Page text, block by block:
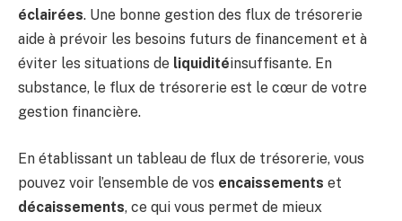
éclairées. Une bonne gestion des flux de trésorerie
aide à prévoir les besoins futurs de financement et à
éviter les situations de liquiditéinsuffisante. En
substance, le flux de trésorerie est le cœur de votre
gestion financière.
En établissant un tableau de flux de trésorerie, vous
pouvez voir l’ensemble de vos encaissements et
décaissements, ce qui vous permet de mieux